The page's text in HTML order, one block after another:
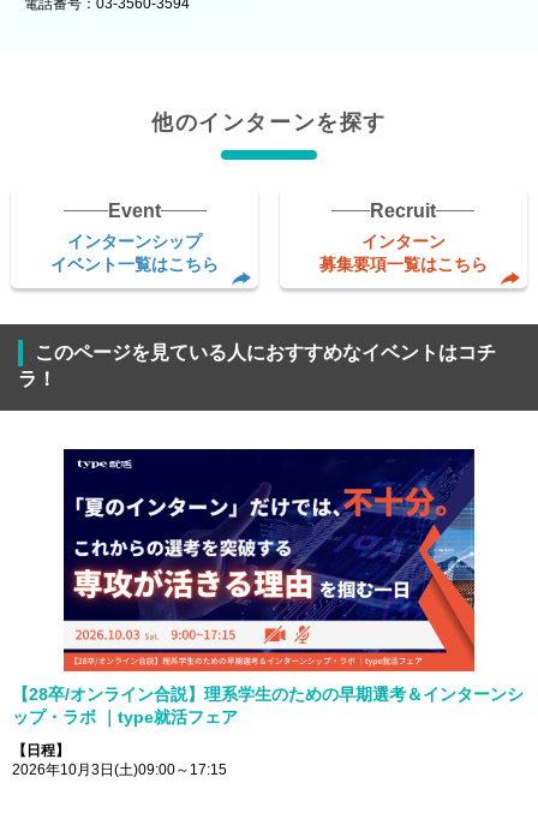
他のインターンを探す
Event
インターンシップ
イベント一覧はこちら
Recruit
インターン
募集要項一覧はこちら
このページを見ている人におすすめなイベントはコチ
ラ！
【28卒/オンライン合説】理系学生のための早期選考＆インターンシ
ップ・ラボ ｜type就活フェア
【日程】
2026年10月3日(土)09:00～17:15